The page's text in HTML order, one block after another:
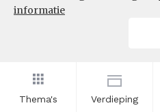
Thema's Verdieping
informatie